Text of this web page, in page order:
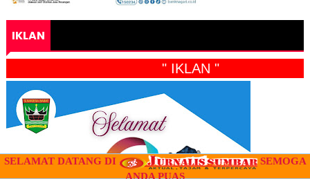
IKLAN
" IKLAN "
SELAMAT DATANG DI
SEMOGA
ANDA PUAS